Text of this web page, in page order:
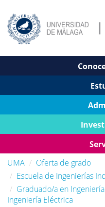
UMA
Oferta de grado
Escuela de Ingenierías
Graduado/a en
Ingeniería Eléctrica